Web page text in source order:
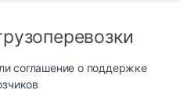
соглашение о поддержке